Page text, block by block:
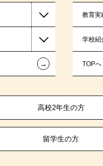
教育実
学校紹
← TOPへ
高校2年生の方
留学生の方